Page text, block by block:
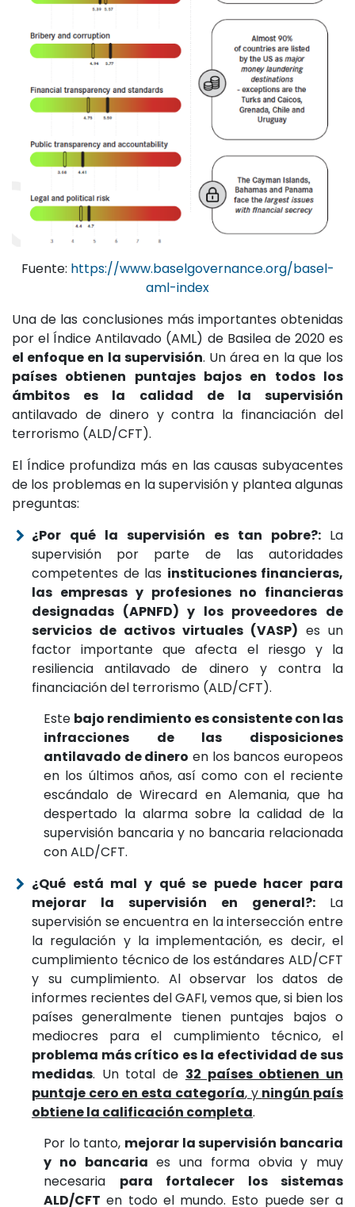
Fuente: https://www.baselgovernance.org/basel-
aml-index
Una de las conclusiones más importantes obtenidas
por el Índice Antilavado (AML) de Basilea de 2020 es
el enfoque en la supervisión. Un área en la que los
países obtienen puntajes bajos en todos los
ámbitos es la calidad de la supervisión
antilavado de dinero y contra la financiación del
terrorismo (ALD/CFT).
El Índice profundiza más en las causas subyacentes
de los problemas en la supervisión y plantea algunas
preguntas:
¿Por qué la supervisión es tan pobre?: La
supervisión por parte de las autoridades
competentes de las instituciones financieras,
las empresas y profesiones no financieras
designadas (APNFD) y los proveedores de
servicios de activos virtuales (VASP) es un
factor importante que afecta el riesgo y la
resiliencia antilavado de dinero y contra la
financiación del terrorismo (ALD/CFT).
Este bajo rendimiento es consistente con las
infracciones de las disposiciones
antilavado de dinero en los bancos europeos
en los últimos años, así como con el reciente
escándalo de Wirecard en Alemania, que ha
despertado la alarma sobre la calidad de la
supervisión bancaria y no bancaria relacionada
con ALD/CFT.
¿Qué está mal y qué se puede hacer para
mejorar la supervisión en general?: La
supervisión se encuentra en la intersección entre
la regulación y la implementación, es decir, el
cumplimiento técnico de los estándares ALD/CFT
y su cumplimiento. Al observar los datos de
informes recientes del GAFI, vemos que, si bien los
países generalmente tienen puntajes bajos o
mediocres para el cumplimiento técnico, el
problema más crítico es la efectividad de sus
medidas. Un total de 32 países obtienen un
puntaje cero en esta categoría, y ningún país
obtiene la calificación completa.
Por lo tanto, mejorar la supervisión bancaria
y no bancaria es una forma obvia y muy
necesaria para fortalecer los sistemas
ALD/CFT en todo el mundo. Esto puede ser a